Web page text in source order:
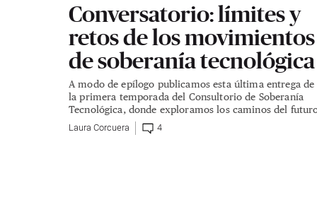
Conversatorio: límites y
retos de los movimientos
de soberanía tecnológica
A modo de epílogo publicamos esta última entrega de
la primera temporada del Consultorio de Soberanía
Tecnológica, donde exploramos los caminos del
Laura Corcuera 4